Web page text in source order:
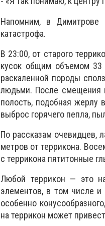
Напомним, в Димитрове
катастрофа.
В 23:00, от старого
кусок общим объемом 33
раскаленной породы
людьми. После смещения
полость, подобная жерлу
выброс горячего пепла,
По рассказам очевидцев,
метров от террикона.
с террикона пятитонные
Любой террикон — это
элементов, в том числе и
особенно
на террикон может